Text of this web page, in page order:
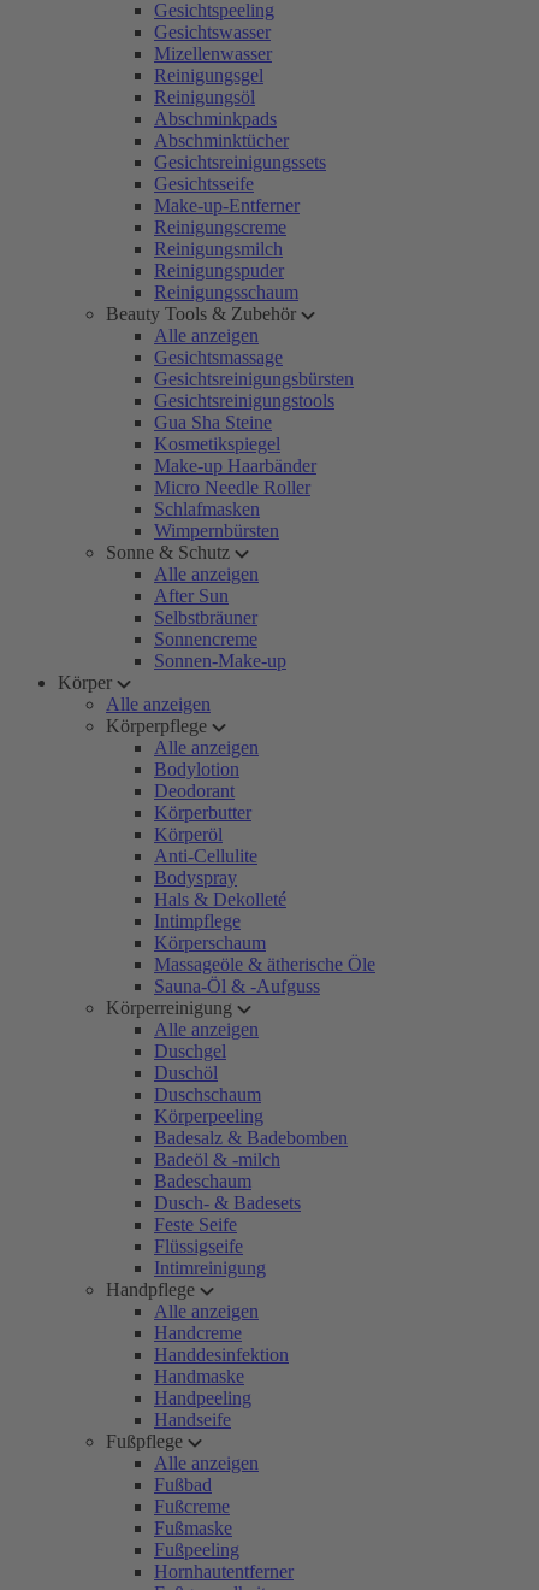
Gesichtspeeling
Gesichtswasser
Mizellenwasser
Reinigungsgel
Reinigungsöl
Abschminkpads
Abschminktücher
Gesichtsreinigungssets
Gesichtsseife
Make-up-Entferner
Reinigungscreme
Reinigungsmilch
Reinigungspuder
Reinigungsschaum
Beauty Tools & Zubehör
Alle anzeigen
Gesichtsmassage
Gesichtsreinigungsbürsten
Gesichtsreinigungstools
Gua Sha Steine
Kosmetikspiegel
Make-up Haarbänder
Micro Needle Roller
Schlafmasken
Wimpernbürsten
Sonne & Schutz
Alle anzeigen
After Sun
Selbstbräuner
Sonnencreme
Sonnen-Make-up
Körper
Alle anzeigen
Körperpflege
Alle anzeigen
Bodylotion
Deodorant
Körperbutter
Körperöl
Anti-Cellulite
Bodyspray
Hals & Dekolleté
Intimpflege
Körperschaum
Massageöle & ätherische Öle
Sauna-Öl & -Aufguss
Körperreinigung
Alle anzeigen
Duschgel
Duschöl
Duschschaum
Körperpeeling
Badesalz & Badebomben
Badeöl & -milch
Badeschaum
Dusch- & Badesets
Feste Seife
Flüssigseife
Intimreinigung
Handpflege
Alle anzeigen
Handcreme
Handdesinfektion
Handmaske
Handpeeling
Handseife
Fußpflege
Alle anzeigen
Fußbad
Fußcreme
Fußmaske
Fußpeeling
Hornhautentferner